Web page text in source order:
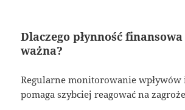
Dlaczego płynność
ważna?
Regularne monitorowanie
pomaga szybciej reagować na